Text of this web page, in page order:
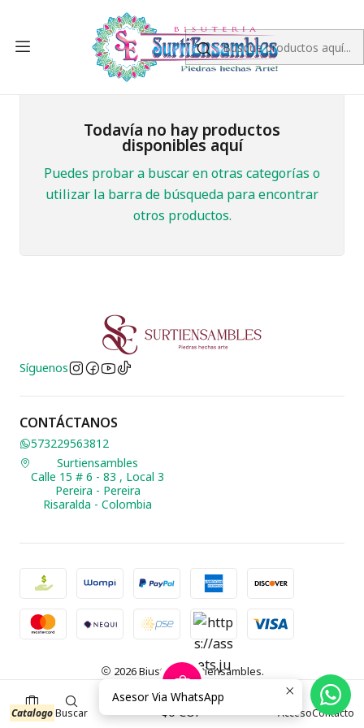
CatalogoBuscar
0
$0 COP AccesoContacto
FLORES DE TELA
FLOR GRANDE 50MM
Todavía no hay productos
disponibles aquí
Puedes probar a buscar en otras categorías o
utilizar la barra de búsqueda para encontrar
otros productos.
Síguenos
CONTÁCTANOS
573229563812
Surtiensambles
Calle 15 # 6 - 83 , Local 3
Pereira - Pereira
Risaralda - Colombia
2026 Biusteria Surtiensambles.
Desarrollado por Jumpseller.
Asesor Via WhatsApp